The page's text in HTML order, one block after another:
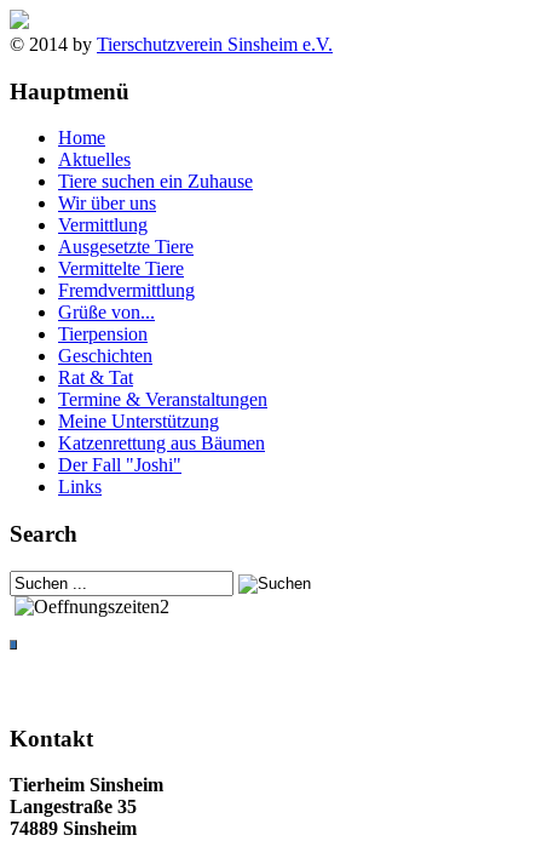
© 2014 by Tierschutzverein Sinsheim e.V.
Hauptmenü
Home
Aktuelles
Tiere suchen ein Zuhause
Wir über uns
Vermittlung
Ausgesetzte Tiere
Vermittelte Tiere
Fremdvermittlung
Grüße von...
Tierpension
Geschichten
Rat & Tat
Termine & Veranstaltungen
Meine Unterstützung
Katzenrettung aus Bäumen
Der Fall "Joshi"
Links
Search
Kontakt
Tierheim Sinsheim
Langestraße 35
74889 Sinsheim